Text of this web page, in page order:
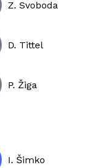
Z. Svoboda
D. Tittel
P. Žiga
I. Šimko